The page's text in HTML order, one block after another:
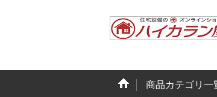
商品カテゴリ一